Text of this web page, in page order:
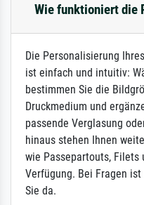
Wie funktioniert die
Die Personalisierung
ist einfach und intuitiv:
bestimmen Sie die
Druckmedium und
passende Verglasung
hinaus stehen Ihnen
wie Passepartouts, Filets
Verfügung. Bei Fragen
Sie da.